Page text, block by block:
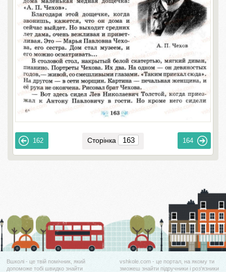
162 Сторінка 164
Вшколі - це твій помічник, який
допоможе тобі швидко знайти
vshkole.com - це портал, на якому ти
зможеш знайти підручники і роз'язники